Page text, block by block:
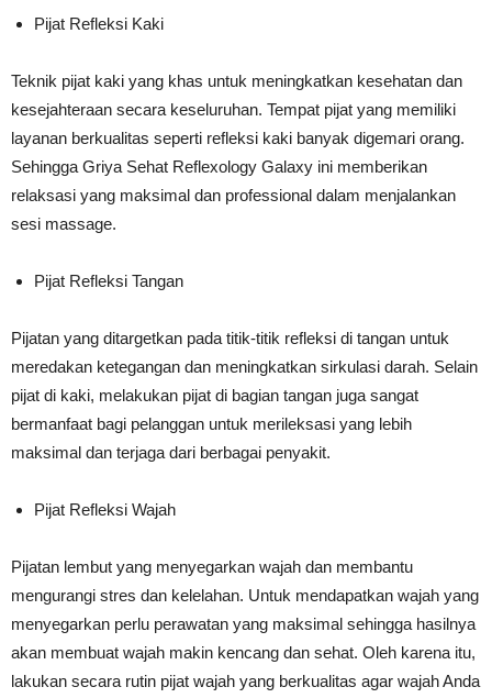
Pijat Refleksi Kaki
Teknik pijat kaki yang khas untuk meningkatkan kesehatan dan
kesejahteraan secara keseluruhan. Tempat pijat yang memiliki
layanan berkualitas seperti refleksi kaki banyak digemari orang.
Sehingga Griya Sehat Reflexology Galaxy ini memberikan
relaksasi yang maksimal dan professional dalam menjalankan
sesi massage.
Pijat Refleksi Tangan
Pijatan yang ditargetkan pada titik-titik refleksi di tangan untuk
meredakan ketegangan dan meningkatkan sirkulasi darah. Selain
pijat di kaki, melakukan pijat di bagian tangan juga sangat
bermanfaat bagi pelanggan untuk merileksasi yang lebih
maksimal dan terjaga dari berbagai penyakit.
Pijat Refleksi Wajah
Pijatan lembut yang menyegarkan wajah dan membantu
mengurangi stres dan kelelahan. Untuk mendapatkan wajah yang
menyegarkan perlu perawatan yang maksimal sehingga hasilnya
akan membuat wajah makin kencang dan sehat. Oleh karena itu,
lakukan secara rutin pijat wajah yang berkualitas agar wajah Anda